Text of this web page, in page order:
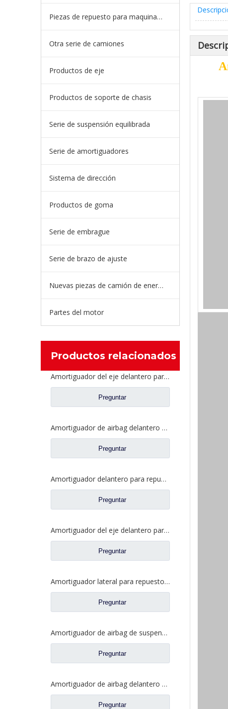
Piezas de repuesto para maquinaria de ingeniería de camiones mineros
Otra serie de camiones
Productos de eje
Productos de soporte de chasis
Serie de suspensión equilibrada
Serie de amortiguadores
Sistema de dirección
Productos de goma
Serie de embrague
Serie de brazo de ajuste
Nuevas piezas de camión de energía
Partes del motor
Productos relacionados
Amortiguador del eje delantero para repuestos de camiones Dongfeng Liuqi Chenglong H7 33X0A-2905010A
Preguntar
Amortiguador de airbag delantero para repuestos de camiones Dongfeng Liuqi Chenglong H7 H73-5001450C
Preguntar
Amortiguador delantero para repuestos de camiones Dongfeng Liuqi Balong M5Q-5001030A
Preguntar
Amortiguador del eje delantero para repuestos de camiones Dongfeng Liuqi Balong MG401-2905010
Preguntar
Amortiguador lateral para repuestos de camiones Dongfeng Liuqi Balong M5Q-5001030A
Preguntar
Amortiguador de airbag de suspensión trasera para repuestos de camiones Liuqi Balong 507 M5Q-5001550B
Preguntar
Amortiguador de airbag delantero para repuestos de camiones Liuqi Chenglong H63-5001450
Preguntar